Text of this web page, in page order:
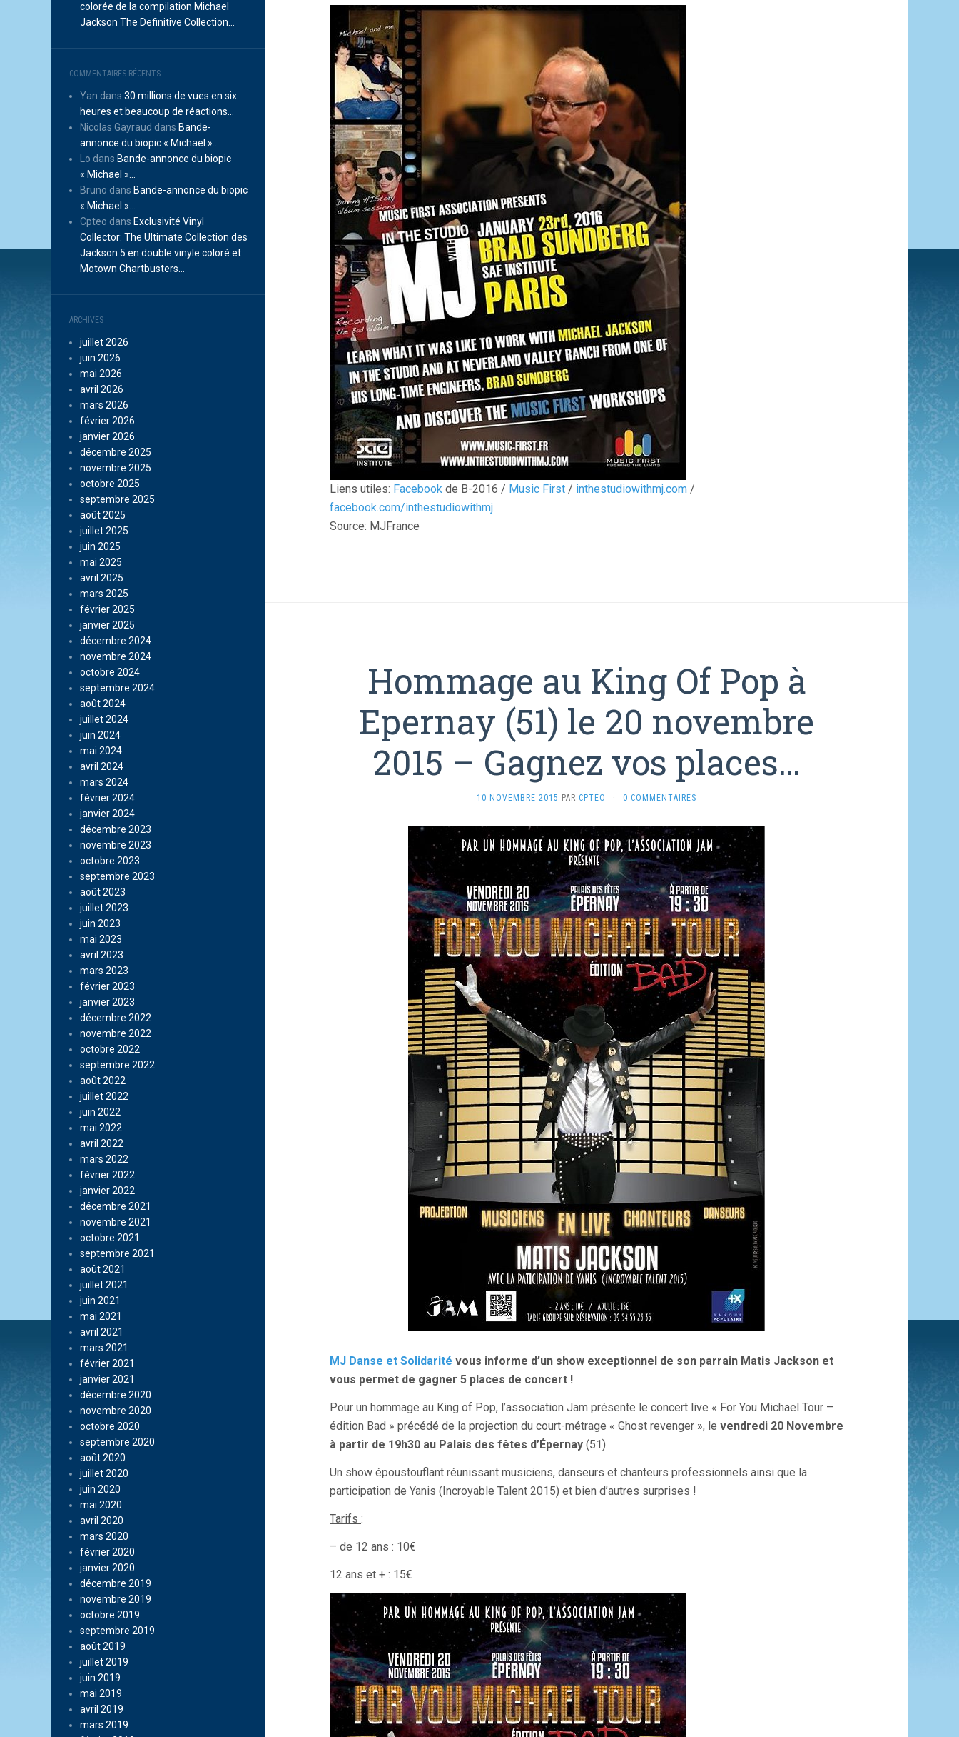
colorée de la compilation Michael
Jackson The Definitive Collection…
COMMENTAIRES RÉCENTS
Yan dans 30 millions de vues en six
heures et beaucoup de réactions…
Nicolas Gayraud dans Bande-
annonce du biopic « Michael »…
Lo dans Bande-annonce du biopic
« Michael »…
Bruno dans Bande-annonce du biopic
« Michael »…
Cpteo dans Exclusivité Vinyl
Collector: The Ultimate Collection des
Jackson 5 en double vinyle coloré et
Motown Chartbusters…
ARCHIVES
juillet 2026
juin 2026
mai 2026
avril 2026
mars 2026
février 2026
janvier 2026
décembre 2025
novembre 2025
octobre 2025
septembre 2025
août 2025
juillet 2025
juin 2025
mai 2025
avril 2025
mars 2025
février 2025
janvier 2025
décembre 2024
novembre 2024
octobre 2024
septembre 2024
août 2024
juillet 2024
juin 2024
mai 2024
avril 2024
mars 2024
février 2024
janvier 2024
décembre 2023
novembre 2023
octobre 2023
septembre 2023
août 2023
juillet 2023
juin 2023
mai 2023
avril 2023
mars 2023
février 2023
janvier 2023
décembre 2022
novembre 2022
octobre 2022
septembre 2022
août 2022
juillet 2022
juin 2022
mai 2022
avril 2022
mars 2022
février 2022
janvier 2022
décembre 2021
novembre 2021
octobre 2021
septembre 2021
août 2021
juillet 2021
juin 2021
mai 2021
avril 2021
mars 2021
février 2021
janvier 2021
décembre 2020
novembre 2020
octobre 2020
septembre 2020
août 2020
juillet 2020
juin 2020
mai 2020
avril 2020
mars 2020
février 2020
janvier 2020
décembre 2019
novembre 2019
octobre 2019
septembre 2019
août 2019
juillet 2019
juin 2019
mai 2019
avril 2019
mars 2019
Liens utiles: Facebook de B-2016 / Music First / inthestudiowithmj.com /
facebook.com/inthestudiowithmj.
Source: MJFrance
Hommage au King Of Pop à
Epernay (51) le 20 novembre
2015 – Gagnez vos places…
10 NOVEMBRE 2015 PAR CPTEO · 0 COMMENTAIRES
MJ Danse et Solidarité vous informe d’un show exceptionnel de son parrain Matis Jackson et
vous permet de gagner 5 places de concert !
Pour un hommage au King of Pop, l’association Jam présente le concert live « For You Michael Tour –
édition Bad » précédé de la projection du court-métrage « Ghost revenger », le vendredi 20 Novembre
à partir de 19h30 au Palais des fêtes d’Épernay (51).
Un show époustouflant réunissant musiciens, danseurs et chanteurs professionnels ainsi que la
participation de Yanis (Incroyable Talent 2015) et bien d’autres surprises !
Tarifs :
– de 12 ans : 10€
12 ans et + : 15€